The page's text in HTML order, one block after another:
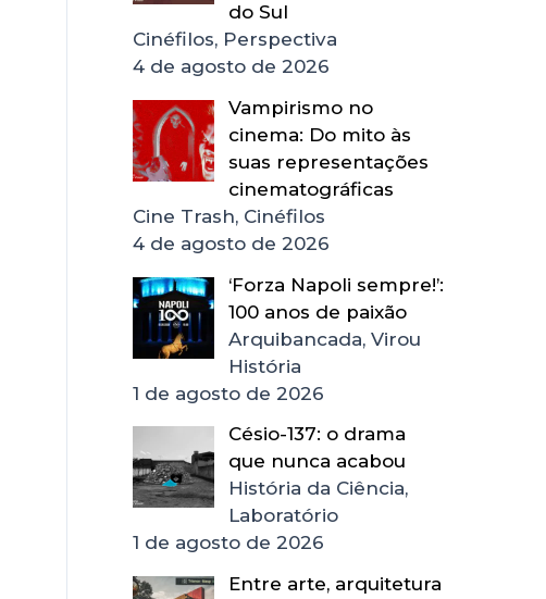
do Sul
Cinéfilos, Perspectiva
4 de agosto de 2026
Vampirismo no
cinema: Do mito às
suas representações
cinematográficas
Cine Trash, Cinéfilos
4 de agosto de 2026
‘Forza Napoli sempre!’:
100 anos de paixão
Arquibancada, Virou
História
1 de agosto de 2026
Césio-137: o drama
que nunca acabou
História da Ciência,
Laboratório
1 de agosto de 2026
Entre arte, arquitetura